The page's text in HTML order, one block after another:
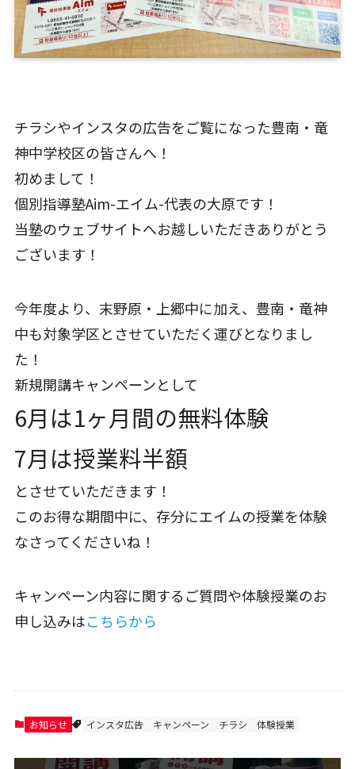
チラシやインスタの広告をご覧になった豊南・竜
神中学校区の皆さんへ！
初めまして！
個別指導塾Aim-エイム-代表の大原です！
当塾のウェブサイトへお越しいただきありがとう
ございます！
今年度より、末野原・上郷中に加え、豊南・竜神
中も対象学区とさせていただく運びとなりまし
た！
新規開講キャンペーンとして
6月は1ヶ月間の無料体験
7月は授業料半額
とさせていただきます！
このお得な期間中に、存分にエイムの授業を体験
なさってくださいね！
キャンペーン内容に関するご質問や体験授業のお
申し込みはこちらから
お知らせ インスタ広告 キャンペーン チラシ 体験授業